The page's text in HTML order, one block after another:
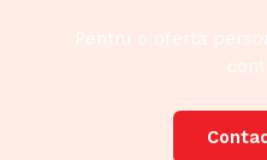
Pentru o oferta